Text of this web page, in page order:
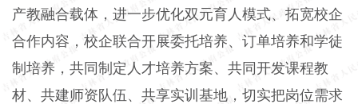
产教融合载体，进一步优化双元育人模式、拓宽校企
合作内容，校企联合开展委托培养、订单培养和学徒
制培养，共同制定人才培养方案、共同开发课程教
材、共建师资队伍、共享实训基地，切实把岗位需求